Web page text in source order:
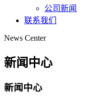
公司新闻
联系我们
News Center
新闻中心
新闻中心